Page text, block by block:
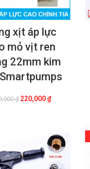
xịt áp lực
mỏ vịt ren
22mm kim
₫ Giá
220,000₫Giá
220,000 ₫.